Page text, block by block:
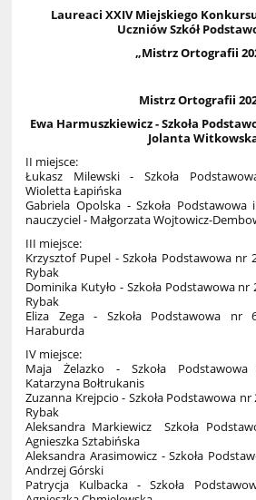
Laureaci XXIV Miejskiego
Uczniów Szkół
„Mistrz Ortografii
Mistrz Ortografii
Ewa Harmuszkiewicz - Szkoła
Jolanta
II miejsce:
Łukasz Milewski - Szkoła
Wioletta Łapińska
Gabriela Opolska - Szkoła
nauczyciel - Małgorzata Wojtowicz-
III miejsce:
Krzysztof Pupel - Szkoła Podstawowa nr
Rybak
Dominika Kutyło - Szkoła Podstawowa
Rybak
Eliza Zega - Szkoła Podstawowa nr
Haraburda
IV miejsce:
Maja Żelazko - Szkoła
Katarzyna Bołtrukanis
Zuzanna Krejpcio - Szkoła Podstawowa
Rybak
Aleksandra Markiewicz Szkoła
Agnieszka Sztabińska
Aleksandra Arasimowicz - Szkoła
Andrzej Górski
Patrycja Kulbacka - Szkoła